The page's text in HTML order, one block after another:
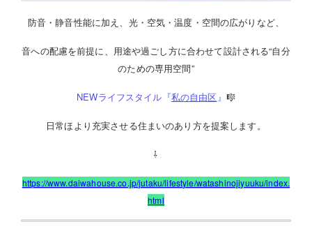
防音・静音性能に加え、光・空気・温度・空間の広がりなど、
音への配慮を前提に、用途や過ごし方に合わせて設計される“自分
のための専用空間”
NEWライフスタイル『私の自由区 』 🎼
日常ほより充実させる住まいのあり方を提案します。
⇩
https://www.daiwahouse.co.jp/jutaku/lifestyle/watashinojiyuuku/index.
html